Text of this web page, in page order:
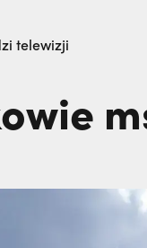
O.
telewizji